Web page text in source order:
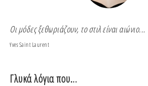
Οι μόδες ξεθωριάζουν, το στιλ είναι αιώνιο...
Yves Saint Laurent
Γλυκά λόγια που…